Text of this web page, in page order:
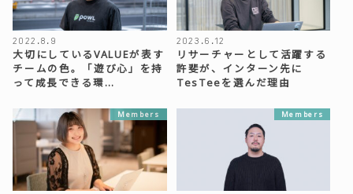
2022.8.9
大切にしているVALUEが表す
チームの色。「遊び心」を持
って成長できる環…
2023.6.12
リサーチャーとして活躍する
許斐が、インターン先に
TesTeeを選んだ理由
Members Members